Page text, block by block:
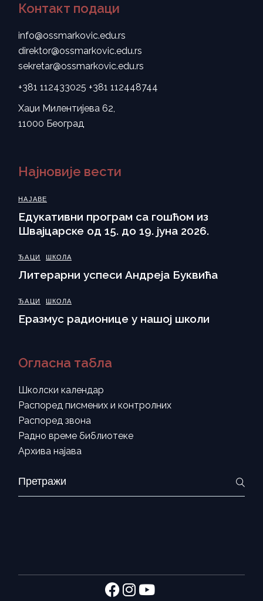
Контакт подаци
info@ossmarkovic.edu.rs
direktor@ossmarkovic.edu.rs
sekretar@ossmarkovic.edu.rs
+381 112433025 +381 112448744
Хаџи Милентијева 62,
11000 Београд
Најновије вести
НАЈАВЕ
Eдукативни програм са гошћом из
Швајцарске од 15. до 19. јуна 2026.
ЂАЦИ ШКОЛА
Литерарни успеси Андреја Буквића
ЂАЦИ ШКОЛА
Еразмус радионице у нашој школи
Огласна табла
Школски календар
Распоред писмених и контролних
Распоред звона
Радно време библиотеке
Архива најава
Search
for: